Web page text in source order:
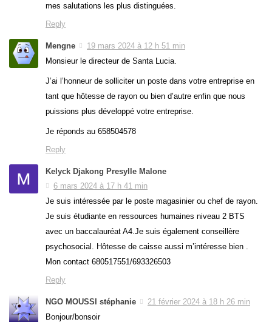
mes salutations les plus distinguées.
Reply
Mengne
19 mars 2024 à 12 h 51 min
Monsieur le directeur de Santa Lucia.
J’ai l’honneur de solliciter un poste dans votre entreprise en
tant que hôtesse de rayon ou bien d’autre enfin que nous
puissions plus développé votre entreprise.
Je réponds au 658504578
Reply
Kelyck Djakong Presylle Malone
6 mars 2024 à 17 h 41 min
Je suis intéressée par le poste magasinier ou chef de rayon.
Je suis étudiante en ressources humaines niveau 2 BTS
avec un baccalauréat A4.Je suis également conseillère
psychosocial. Hôtesse de caisse aussi m’intéresse bien .
Mon contact 680517551/693326503
Reply
NGO MOUSSI stéphanie
21 février 2024 à 18 h 26 min
Bonjour/bonsoir